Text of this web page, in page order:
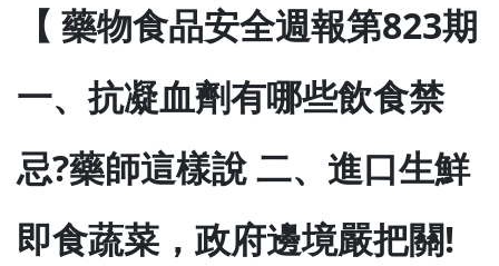
【 藥物食品安全週報第823期
一、抗凝血劑有哪些飲食禁
忌?藥師這樣說 二、進口生鮮
即食蔬菜，政府邊境嚴把關!